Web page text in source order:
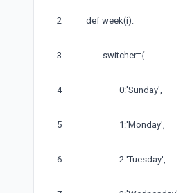
2
3
4
5
6
def week(i):
switcher={
0:'Sunday',
1 :'Monday',
2:'Tuesday',